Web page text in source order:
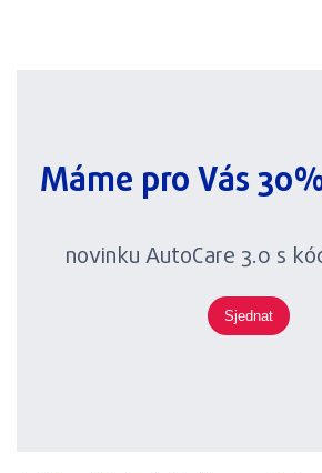
Máme pro Vás
novinku AutoCare 3.0 s
Sjednat